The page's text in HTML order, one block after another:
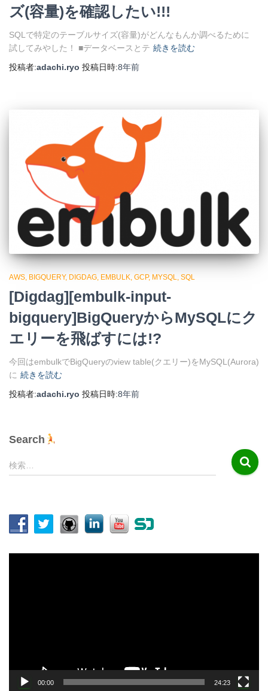
ズ(容量)を確認したい!!!
SQLで特定のテーブルサイズ(容量)がどんなもんか調べるために
試してみやした！ ■データベースとテ 続きを読む
投稿者:adachi.ryo 投稿日時:8年前
AWS BIGQUERY DIGDAG EMBULK GCP MYSQL SQL
[Digdag][embulk-input-
bigquery]BigQueryからMySQLにク
エリーを飛ばすには!?
今回はembulkでBigQueryのview table(クエリー)をMySQL(Aurora)
に 続きを読む
投稿者:adachi.ryo 投稿日時:8年前
Search
検
索
検索…
00:00 24:23